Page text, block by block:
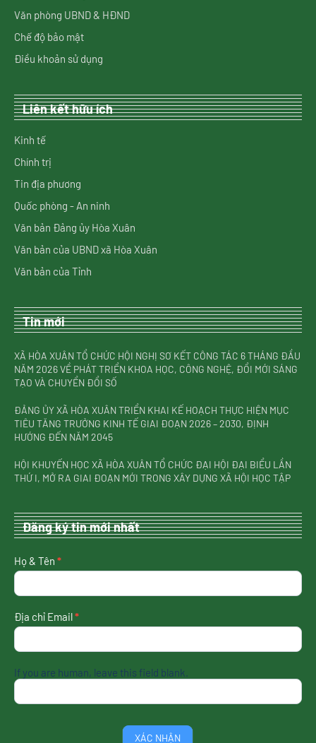
Văn phòng UBND & HĐND
Chế độ bảo mật
Điều khoản sử dụng
Liên kết hữu ích
Kinh tế
Chính trị
Tin địa phương
Quốc phòng - An ninh
Văn bản Đảng ủy Hòa Xuân
Văn bản của UBND xã Hòa Xuân
Văn bản của Tỉnh
Tin mới
XÃ HÒA XUÂN TỔ CHỨC HỘI NGHỊ SƠ KẾT CÔNG TÁC 6 THÁNG ĐẦU
NĂM 2026 VỀ PHÁT TRIỂN KHOA HỌC, CÔNG NGHỆ, ĐỔI MỚI SÁNG
TẠO VÀ CHUYỂN ĐỔI SỐ
ĐẢNG ỦY XÃ HÒA XUÂN TRIỂN KHAI KẾ HOẠCH THỰC HIỆN MỤC
TIÊU TĂNG TRƯỞNG KINH TẾ GIAI ĐOẠN 2026 – 2030, ĐỊNH
HƯỚNG ĐẾN NĂM 2045
HỘI KHUYẾN HỌC XÃ HÒA XUÂN TỔ CHỨC ĐẠI HỘI ĐẠI BIỂU LẦN
THỨ I, MỞ RA GIAI ĐOẠN MỚI TRONG XÂY DỰNG XÃ HỘI HỌC TẬP
Đăng ký tin mới nhất
nhận
tin
nhất
Họ & Tên *
Địa chỉ Email*
If you are human, leave this field blank.
XÁC NHẬN